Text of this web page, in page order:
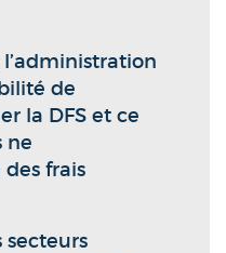
l’administration
de
la DFS et ce
ne
frais
secteurs